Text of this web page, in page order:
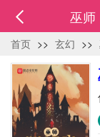
巫师
首页 >> 玄幻 >>